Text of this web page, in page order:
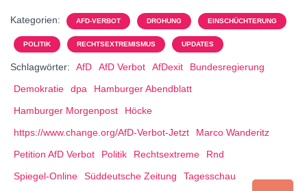
Kategorien: AFD-VERBOT DROHUNG EINSCHÜCHTERUNG
POLITIK RECHTSEXTREMISMUS UPDATES
Schlagwörter: AfD AfD Verbot AfDexit
Bundesregierung
Demokratie
dpa
Hamburger Abendblatt
Hamburger Morgenpost
Höcke
https://www.change.org/AfD-Verbot-Jetzt
Marco Wanderitz
Petition AfD Verbot
Politik Rechtsextreme
Rnd
Spiegel-Online
Süddeutsche Zeitung
Tagesschau